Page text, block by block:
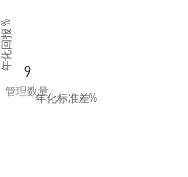
9
管理数量
年化回报 %
年化标准差%